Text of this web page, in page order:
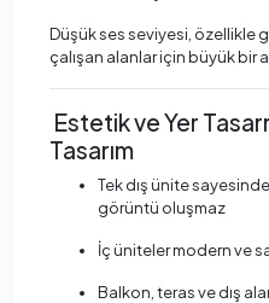
Düşük ses seviyesi, özellikle
çalışan alanlar için büyük bir
Estetik ve Yer
Tasarım
Tek dış ünite
görüntü oluşmaz
İç üniteler modern ve
Balkon, teras ve dış